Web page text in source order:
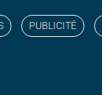
PUBLICITÉ